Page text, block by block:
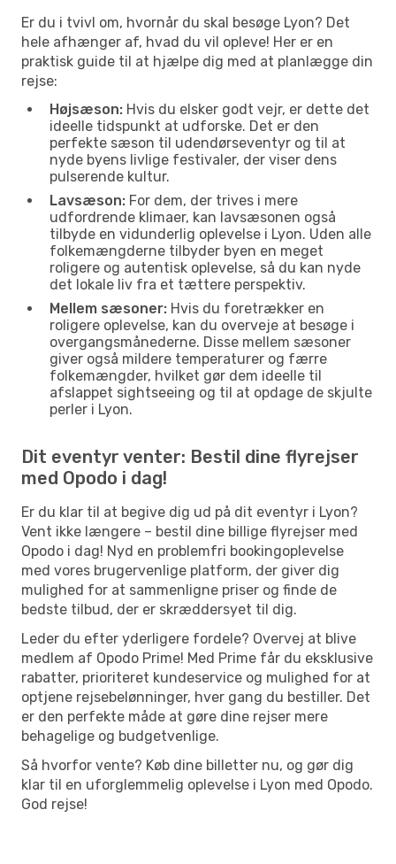
Er du i tvivl om, hvornår du skal besøge Lyon? Det
hele afhænger af, hvad du vil opleve! Her er en
praktisk guide til at hjælpe dig med at planlægge din
rejse:
Højsæson: Hvis du elsker godt vejr, er dette det
ideelle tidspunkt at udforske. Det er den
perfekte sæson til udendørseventyr og til at
nyde byens livlige festivaler, der viser dens
pulserende kultur.
Lavsæson: For dem, der trives i mere
udfordrende klimaer, kan lavsæsonen også
tilbyde en vidunderlig oplevelse i Lyon. Uden alle
folkemængderne tilbyder byen en meget
roligere og autentisk oplevelse, så du kan nyde
det lokale liv fra et tættere perspektiv.
Mellem sæsoner: Hvis du foretrækker en
roligere oplevelse, kan du overveje at besøge i
overgangsmånederne. Disse mellem sæsoner
giver også mildere temperaturer og færre
folkemængder, hvilket gør dem ideelle til
afslappet sightseeing og til at opdage de skjulte
perler i Lyon.
Dit eventyr venter: Bestil dine flyrejser
med Opodo i dag!
Er du klar til at begive dig ud på dit eventyr i Lyon?
Vent ikke længere – bestil dine billige flyrejser med
Opodo i dag! Nyd en problemfri bookingoplevelse
med vores brugervenlige platform, der giver dig
mulighed for at sammenligne priser og finde de
bedste tilbud, der er skræddersyet til dig.
Leder du efter yderligere fordele? Overvej at blive
medlem af Opodo Prime! Med Prime får du eksklusive
rabatter, prioriteret kundeservice og mulighed for at
optjene rejsebelønninger, hver gang du bestiller. Det
er den perfekte måde at gøre dine rejser mere
behagelige og budgetvenlige.
Så hvorfor vente? Køb dine billetter nu, og gør dig
klar til en uforglemmelig oplevelse i Lyon med Opodo.
God rejse!